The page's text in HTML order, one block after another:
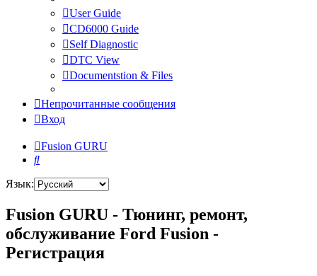
User Guide
CD6000 Guide
Self Diagnostic
DTC View
Documentstion & Files
Непрочитанные сообщения
Вход
Fusion GURU
Поиск
Язык:
Fusion GURU - Тюнинг, ремонт,
обслуживание Ford Fusion -
Регистрация